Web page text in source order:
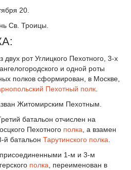
20.
Св. Троицы.
двух рот Углицкого Пехотного, 3-х
и одной роты
полков сформирован, в Москве,
Пехотный полк
Житомирским Пехотным.
батальон отчислен на
Пехотного полка , а взамен
й батальон Тарутинского полка
1-м и 3-м
полка , переименован в